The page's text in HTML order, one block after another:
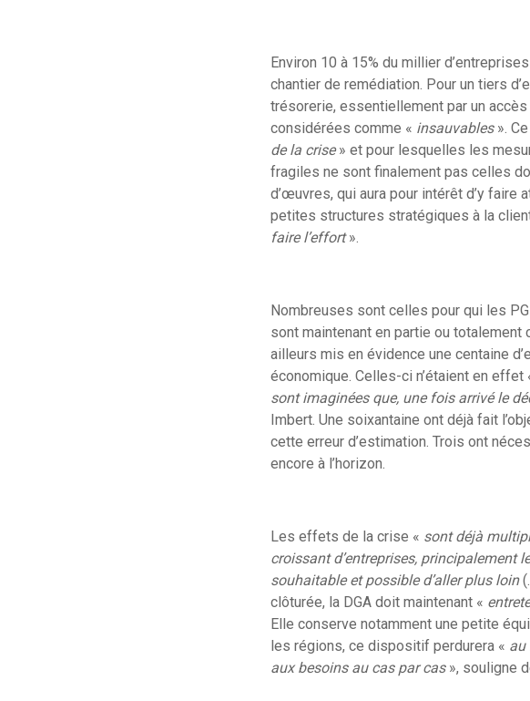
Environ 10 à 15% du millier
chantier de remédiation. Pour un tiers
trésorerie, essentiellement par un
considérées comme « insauvables».
de la crise» et pour lesquelles les
fragiles ne sont finalement pas celles
d’œuvres, qui aura pour intérêt d’y faire
petites structures stratégiques à la
faire l’effort».
Nombreuses sont celles pour qui les
sont maintenant en partie ou totalement
ailleurs mis en évidence une centaine
économique. Celles-ci n’étaient en effet
sont imaginées que, une fois arrivé le
Imbert. Une soixantaine ont déjà fait
cette erreur d’estimation. Trois ont
encore à l’horizon.
Les effets de la crise « sont déjà
croissant d’entreprises, principalement
souhaitable et possible d’aller plus loin
clôturée, la DGA doit maintenant «
Elle conserve notamment une petite
les régions, ce dispositif perdurera « au
aux besoins au cas par cas », souligne